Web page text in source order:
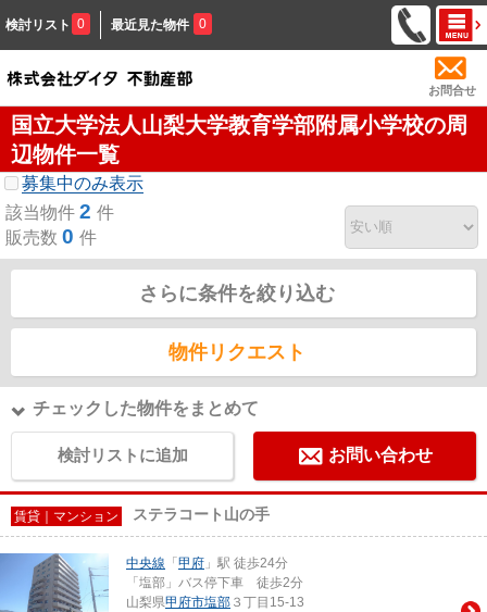
検討リスト 0 最近見た物件 0
お問合せ
国立大学法人山梨大学教育学部附属小学校の周
辺物件一覧
募集中のみ表示
該当物件 2 件
販売数 0 件
さらに条件を絞り込む
物件リクエスト
チェックした物件をまとめて
検討リストに追加 お問い合わせ
賃貸｜マンション ステラコート山の手
中央線 「 甲府 」駅 徒歩24分
「塩部」バス停下車 徒歩2分
山梨県甲府市塩部 ３丁目15-13